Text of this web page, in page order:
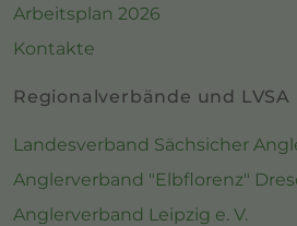
Arbeitsplan 2026
Kontakte
Regionalverbände und LVSA
Landesverband Sächsicher
Anglerverband "Elbflorenz"
Anglerverband Leipzig e. V.